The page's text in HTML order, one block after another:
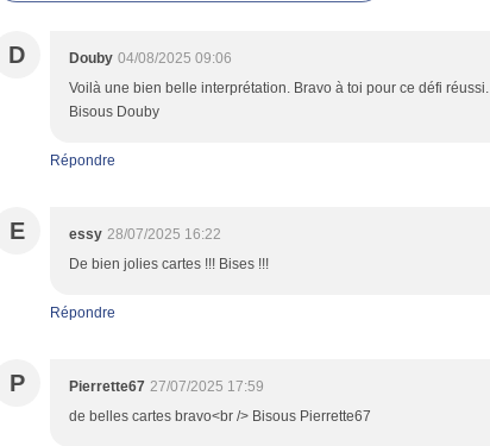
D Douby 04/08/2025 09:06
Voilà une bien belle interprétation. Bravo à toi pour ce défi réussi.
Bisous Douby
Répondre
E essy 28/07/2025 16:22
De bien jolies cartes !!! Bises !!!
Répondre
P Pierrette67 27/07/2025 17:59
de belles cartes bravo<br /> Bisous Pierrette67